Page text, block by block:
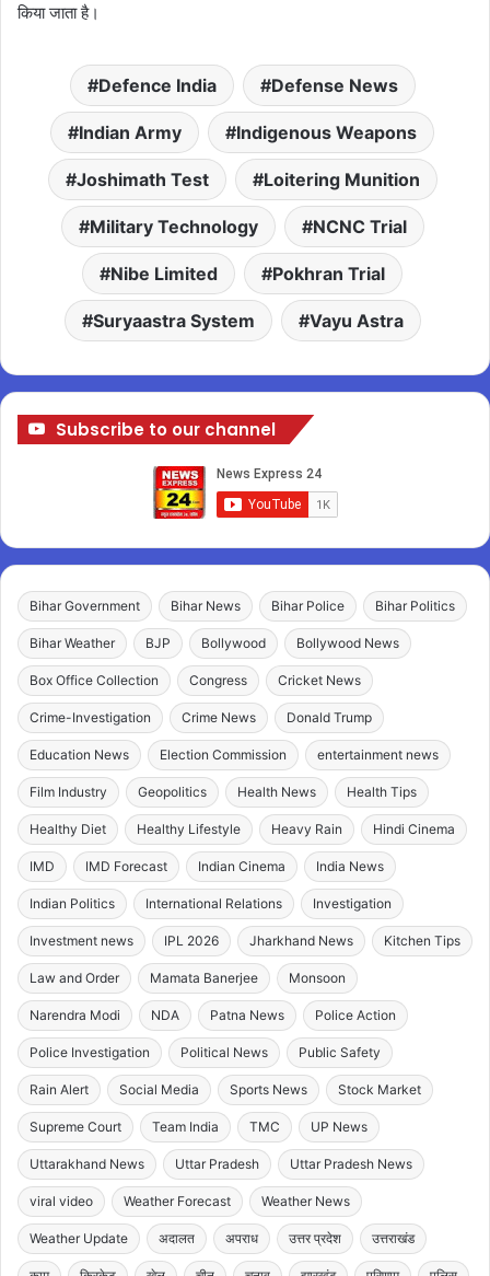
किया जाता है।
Defence India Defense News
Indian Army Indigenous Weapons
Joshimath Test Loitering Munition
Military Technology NCNC Trial
Nibe Limited Pokhran Trial
Suryaastra System Vayu Astra
Subscribe to our channel
Bihar Government Bihar News Bihar Police Bihar Politics
Bihar Weather BJP Bollywood Bollywood News
Box Office Collection Congress Cricket News
Crime-Investigation Crime News Donald Trump
Education News Election Commission entertainment news
Film Industry Geopolitics Health News Health Tips
Healthy Diet Healthy Lifestyle Heavy Rain Hindi Cinema
IMD IMD Forecast Indian Cinema India News
Indian Politics International Relations Investigation
Investment news IPL 2026 Jharkhand News Kitchen Tips
Law and Order Mamata Banerjee Monsoon
Narendra Modi NDA Patna News Police Action
Police Investigation Political News Public Safety
Rain Alert Social Media Sports News Stock Market
Supreme Court Team India TMC UP News
Uttarakhand News Uttar Pradesh Uttar Pradesh News
viral video Weather Forecast Weather News
Weather Update अदालत अपराध उत्तर प्रदेश उत्तराखंड